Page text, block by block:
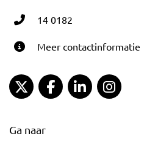
14 0182
Meer contactinformatie
Gemeente Gouda Twitter
Gemeente Gouda
Gemeente
Ga naar